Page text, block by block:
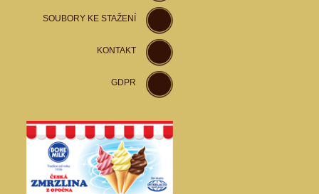
SOUBORY KE STAŽENÍ
KONTAKT
GDPR